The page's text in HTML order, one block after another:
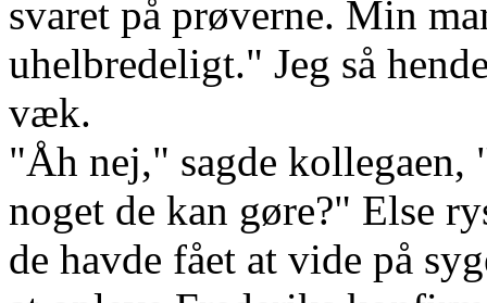
svaret på prøverne. Min
uhelbredeligt." Jeg så
væk.
"Åh nej," sagde kollegaen,
noget de kan gøre?" Else
de havde fået at vide på